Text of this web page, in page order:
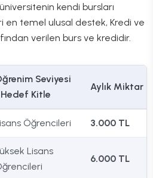
kendi bursları
en temel ulusal destek, Kredi ve
verilen burs ve kredidir.
Seviyesi
Kitle
Aylık Miktar
Öğrencileri 3.000 TL
Lisans
6.000 TL